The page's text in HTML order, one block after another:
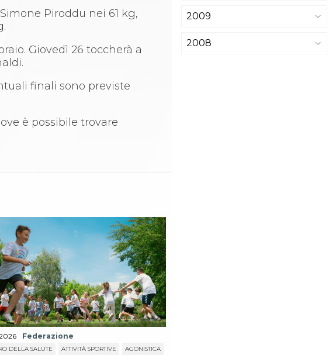
Piroddu nei 61 kg,
Giovedì 26 toccherà a
finali sono previste
è possibile trovare
Federazione
DELLA SALUTE ATTIVITÀ SPORTIVE AGONISTICA
2009
2008